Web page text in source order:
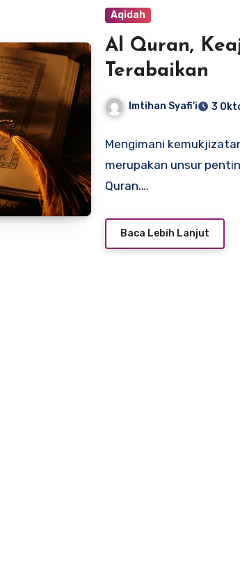
Aqidah
Al Quran,
Terabaikan
Imtihan Syafi'i 3
Mengimani
merupakan unsur
Quran.…
Baca Lebih Lanjut